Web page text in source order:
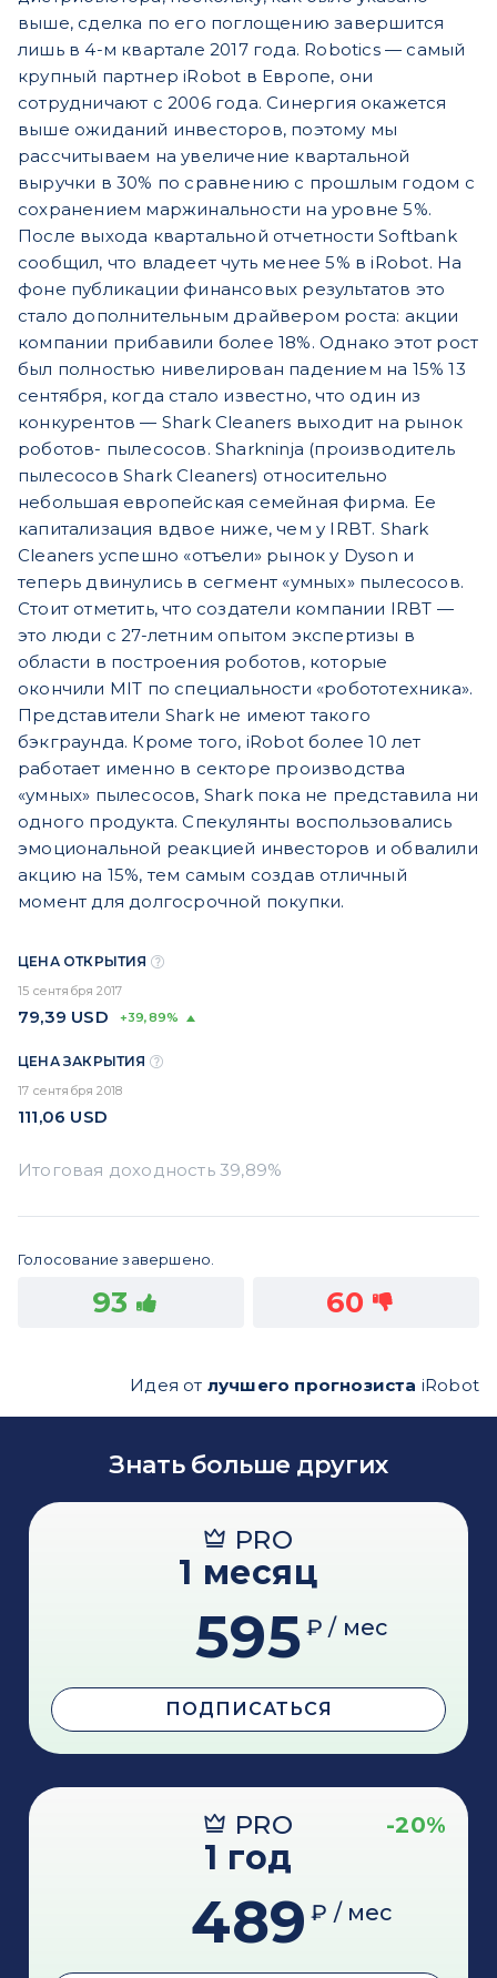
выше, сделка по его поглощению завершится
лишь в 4-м квартале 2017 года. Robotics — самый
крупный партнер iRobot в Европе, они
сотрудничают с 2006 года. Синергия окажется
выше ожиданий инвесторов, поэтому мы
рассчитываем на увеличение квартальной
выручки в 30% по сравнению с прошлым годом с
сохранением маржинальности на уровне 5%.
После выхода квартальной отчетности Softbank
сообщил, что владеет чуть менее 5% в iRobot. На
фоне публикации финансовых результатов это
стало дополнительным драйвером роста: акции
компании прибавили более 18%. Однако этот рост
был полностью нивелирован падением на 15% 13
сентября, когда стало известно, что один из
конкурентов — Shark Cleaners выходит на рынок
роботов- пылесосов. Sharkninja (производитель
пылесосов Shark Cleaners) относительно
небольшая европейская семейная фирма. Ее
капитализация вдвое ниже, чем у IRBT. Shark
Cleaners успешно «отъели» рынок у Dyson и
теперь двинулись в сегмент «умных» пылесосов.
Стоит отметить, что создатели компании IRBT —
это люди с 27-летним опытом экспертизы в
области в построения роботов, которые
окончили MIT по специальности «робототехника».
Представители Shark не имеют такого
бэкграунда. Кроме того, iRobot более 10 лет
работает именно в секторе производства
«умных» пылесосов, Shark пока не представила ни
одного продукта. Спекулянты воспользовались
эмоциональной реакцией инвесторов и обвалили
акцию на 15%, тем самым создав отличный
момент для долгосрочной покупки.
ЦЕНА ОТКРЫТИЯ
15 сентября 2017
79,39 USD +39,89%
ЦЕНА ЗАКРЫТИЯ
17 сентября 2018
111,06 USD
Голосование завершено.
93 60
Идея от лучшего прогнозиста iRobot
Знать больше других
PRO
1 месяц
595 ₽ / мес
ПОДПИСАТЬСЯ
PRO -20%
1 год
489 ₽ / мес